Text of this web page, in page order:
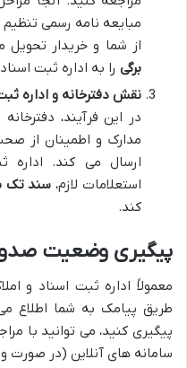
مبایعه نامه رسمی تنظیم
از شما و خریدار
برگی را به اداره ثبت
نقش دفترخانه و اداره
در این فرآیند،
مدارک و اطمینان از
ارسال می کند. اداره
استعلامات لازم، سند تک
کند.
پیگیری وضعیت
معمولاً اداره ثبت اسناد و
طریق پیامک به شما اطلاع
پیگیری کنید، می توانید با
سامانه های آنلاین (در